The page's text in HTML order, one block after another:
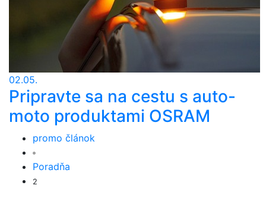
02.05.
Pripravte sa na cestu s auto-
moto produktami OSRAM
promo článok
Poradňa
2